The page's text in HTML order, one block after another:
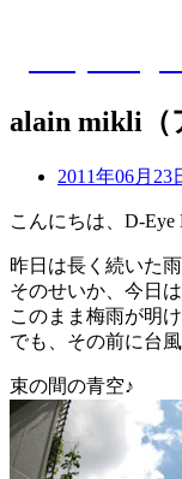
alain mikli（
2011年06月23
こんにちは、D-Eye
昨日は長く続いた
そのせいか、今日
このまま梅雨が明
でも、その前に台
束の間の青空♪